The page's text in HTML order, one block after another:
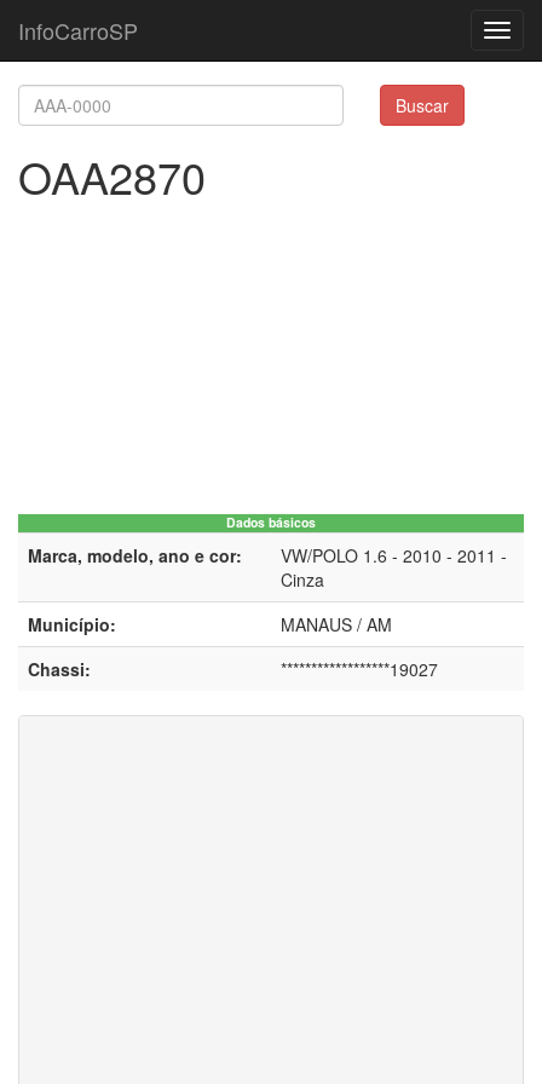
InfoCarroSP
Buscar
OAA2870
Dados básicos
Marca, modelo, ano e cor:
VW/POLO 1.6 - 2010 - 2011 -
Cinza
Município:
MANAUS / AM
Chassi:
******************19027